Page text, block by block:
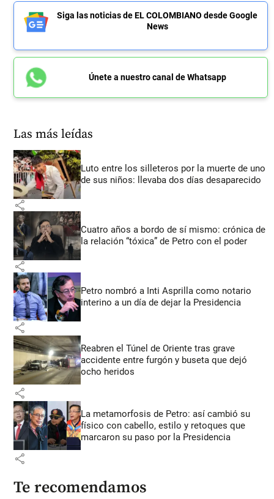
Siga las noticias de EL COLOMBIANO desde Google
News
Únete a nuestro canal de Whatsapp
Las más leídas
Luto entre los silleteros por la muerte de uno
de sus niños: llevaba dos días desaparecido
share
Cuatro años a bordo de sí mismo: crónica de
la relación “tóxica” de Petro con el poder
share
Petro nombró a Inti Asprilla como notario
interino a un día de dejar la Presidencia
share
Reabren el Túnel de Oriente tras grave
accidente entre furgón y buseta que dejó
ocho heridos
share
La metamorfosis de Petro: así cambió su
físico con cabello, estilo y retoques que
marcaron su paso por la Presidencia
share
Te recomendamos